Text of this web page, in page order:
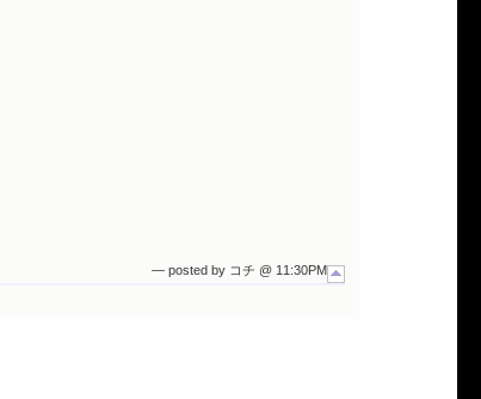
— posted by コチ @ 11:30PM